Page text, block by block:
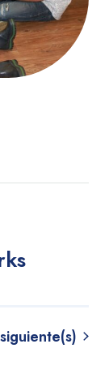
Eventos
siguiente(s)